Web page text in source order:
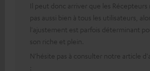
Il peut donc arriver que les
pas aussi bien à tous les utilisateurs,
l'ajustement est parfois déterminant
son riche et plein.
N'hésite pas à consulter notre article